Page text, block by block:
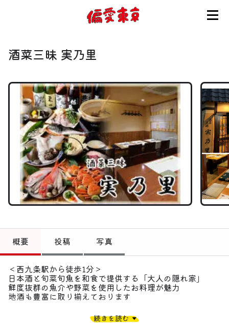
使い方
ログイン
会員登録
お知らせ
トップ
偏愛コミュニティ
投稿
偏愛記事
酒菜三昧 実乃里
概要 投稿 写真
＜西九条駅から徒歩1分＞
日本酒と旬菜旬魚を和食で提供する「大人の隠れ家」
鮮度抜群の魚介や野菜を使用したお料理が魅力
地酒も豊富に取り揃えております
★西九条の地に創業22年。旬の味覚をふんだんに使った
続きを読む